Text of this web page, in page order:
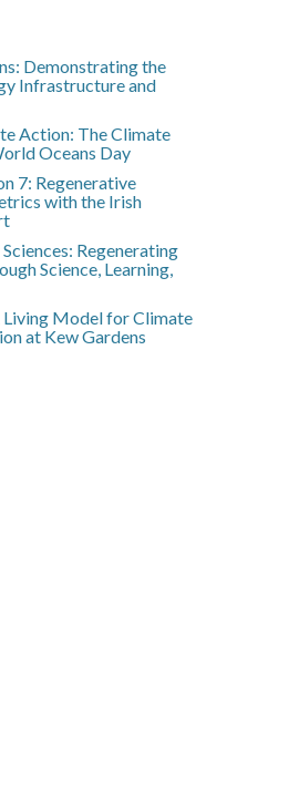
Demonstrating the
Infrastructure and
Action: The Climate
Oceans Day
7: Regenerative
with the Irish
Regenerating
Science, Learning,
Living Model for Climate
at Kew Gardens